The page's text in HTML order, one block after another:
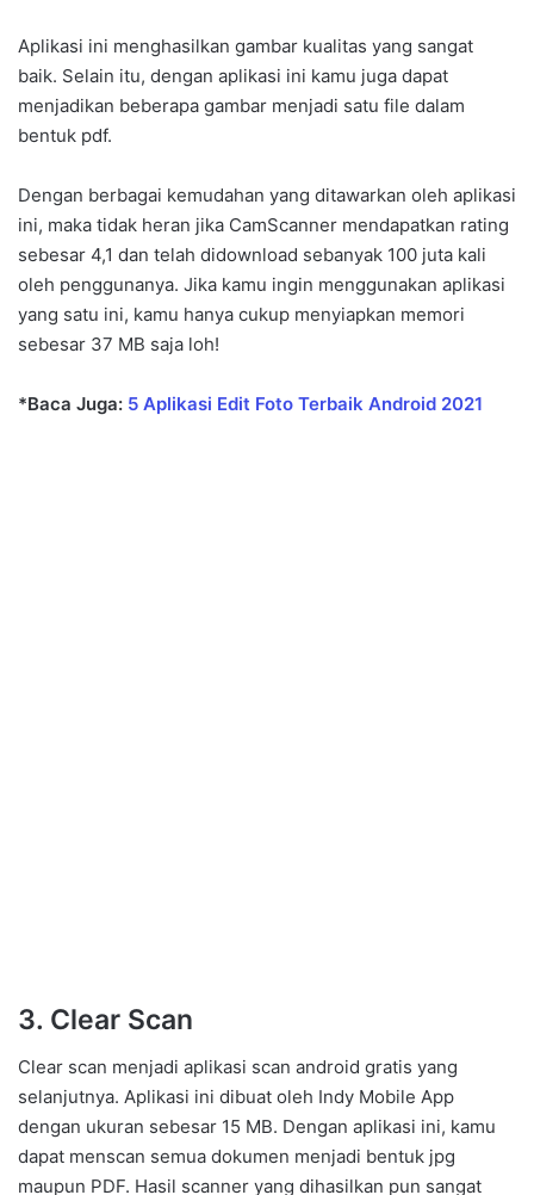
Aplikasi ini menghasilkan gambar kualitas yang sangat
baik. Selain itu, dengan aplikasi ini kamu juga dapat
menjadikan beberapa gambar menjadi satu file dalam
bentuk pdf.
Dengan berbagai kemudahan yang ditawarkan oleh aplikasi
ini, maka tidak heran jika CamScanner mendapatkan rating
sebesar 4,1 dan telah didownload sebanyak 100 juta kali
oleh penggunanya. Jika kamu ingin menggunakan aplikasi
yang satu ini, kamu hanya cukup menyiapkan memori
sebesar 37 MB saja loh!
*Baca Juga: 5 Aplikasi Edit Foto Terbaik Android 2021
3. Clear Scan
Clear scan menjadi aplikasi scan android gratis yang
selanjutnya. Aplikasi ini dibuat oleh Indy Mobile App
dengan ukuran sebesar 15 MB. Dengan aplikasi ini, kamu
dapat menscan semua dokumen menjadi bentuk jpg
maupun PDF. Hasil scanner yang dihasilkan pun sangat